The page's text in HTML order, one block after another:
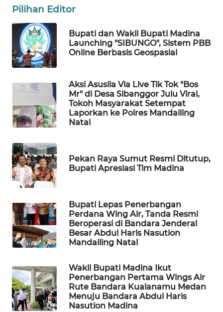
Pilihan Editor
Bupati dan Wakil Bupati Madina
Launching "SIBUNGO", Sistem PBB
Online Berbasis Geospasial
Aksi Asusila Via Live Tik Tok "Bos
Mr" di Desa Sibanggor Julu Viral,
Tokoh Masyarakat Setempat
Laporkan ke Polres Mandailing
Natal
Pekan Raya Sumut Resmi Ditutup,
Bupati Apresiasi Tim Madina
Bupati Lepas Penerbangan
Perdana Wing Air, Tanda Resmi
Beroperasi di Bandara Jenderal
Besar Abdul Haris Nasution
Mandailing Natal
Wakil Bupati Madina Ikut
Penerbangan Pertama Wings Air
Rute Bandara Kualanamu Medan
Menuju Bandara Abdul Haris
Nasution Madina
PORTAL
KONSUMEN
FORWAMKI
ALPERKLINAS
FORJASIDA
NEWS
SITUNGIR
NEWS
SIDIKALANG
NEWS
SIBARAGAS
METRO
SIANTAR
NEWS